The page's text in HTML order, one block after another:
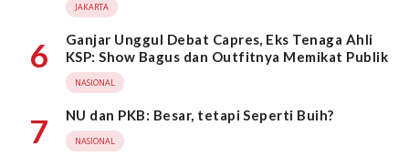
JAKARTA
6
Ganjar Unggul Debat Capres, Eks Tenaga Ahli
KSP: Show Bagus dan Outfitnya Memikat Publik
NASIONAL
7 NU dan PKB: Besar, tetapi Seperti Buih?
NASIONAL